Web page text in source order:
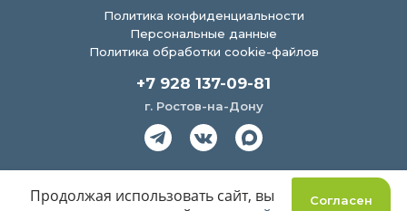
Политика конфиденциальности
Персональные данные
Политика обработки cookie-файлов
+7 928 137-09-81
г. Ростов-на-Дону
Согласен
Продолжая использовать сайт, вы